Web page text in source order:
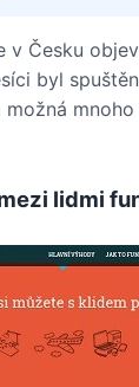
v Česku
byl
možná
lidmi